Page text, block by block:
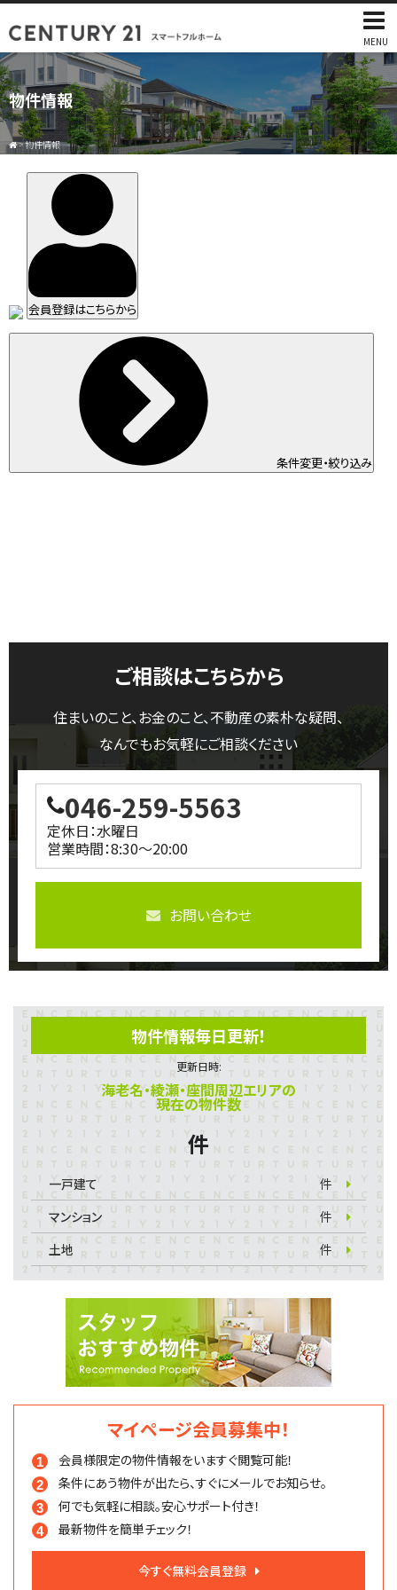
MENU
物件情報
>物件情報
会員登録はこちらから
条件変更・絞り込み
ご相談はこちらから
住まいのこと、お金のこと、不動産の素朴な疑問、
なんでもお気軽にご相談ください
046-259-5563
定休日：水曜日
営業時間：8:30～20:00
お問い合わせ
物件情報毎日更新！
更新日時:
海老名・綾瀬・座間周辺エリアの
現在の物件数
件
一戸建て
件
マンション
件
土地
件
マイページ会員募集中！
会員様限定の物件情報をいますぐ閲覧可能！
条件にあう物件が出たら、すぐにメールでお知らせ。
何でも気軽に相談。安心サポート付き！
最新物件を簡単チェック！
今すぐ無料会員登録